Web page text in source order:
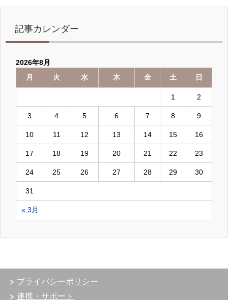
記事カレンダー
2026年8月
月
火 水 木 金 土 日
« 3月
1 2
3 4 5 6 7 8 9
10 11 12 13 14 15 16
17 18 19 20 21 22 23
24 25 26 27 28 29 30
31
プライバシーポリシー
連携・サポート